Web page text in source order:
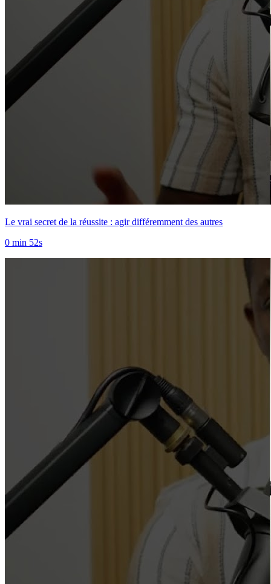
Le vrai secret de la réussite : agir différemment des autres
0 min 52s